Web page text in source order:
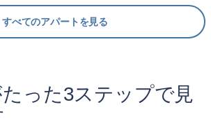
すべてのアパートを見る
った3ステップで見